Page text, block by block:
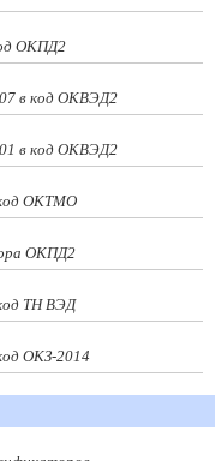
ОКПД2
в код ОКВЭД2
в код ОКВЭД2
ОКТМО
ОКПД2
ТН ВЭД
ОКЗ-2014